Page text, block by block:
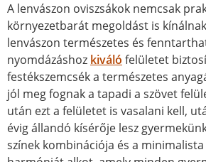
A lenvászon oviszsákok nemcsak
környezetbarát megoldást is
lenvászon természetes és
nyomdázáshoz kiváló felületet
festékszemcsék a természetes
jól meg fognak a tapadi a szövet
után ezt a felületet is vasalani kell,
évig állandó kísérője lesz
színek kombinációja és a